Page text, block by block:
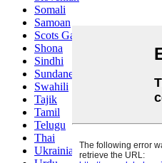
Somali
Samoan
Scots Gaelic
Shona
Sindhi
Sundanese
Swahili
Tajik
Tamil
Telugu
Thai
Ukrainian